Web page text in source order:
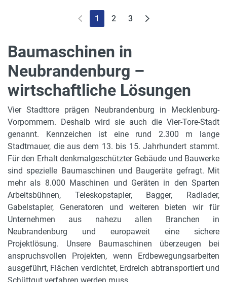
1 2 3
Baumaschinen in
Neubrandenburg –
wirtschaftliche Lösungen
Vier Stadttore prägen Neubrandenburg in Mecklenburg-
Vorpommern. Deshalb wird sie auch die Vier-Tore-Stadt
genannt. Kennzeichen ist eine rund 2.300 m lange
Stadtmauer, die aus dem 13. bis 15. Jahrhundert stammt.
Für den Erhalt denkmalgeschützter Gebäude und Bauwerke
sind spezielle Baumaschinen und Baugeräte gefragt. Mit
mehr als 8.000 Maschinen und Geräten in den Sparten
Arbeitsbühnen, Teleskopstapler, Bagger, Radlader,
Gabelstapler, Generatoren und weiteren bieten wir für
Unternehmen aus nahezu allen Branchen in
Neubrandenburg und europaweit eine sichere
Projektlösung. Unsere Baumaschinen überzeugen bei
anspruchsvollen Projekten, wenn Erdbewegungsarbeiten
ausgeführt, Flächen verdichtet, Erdreich abtransportiert und